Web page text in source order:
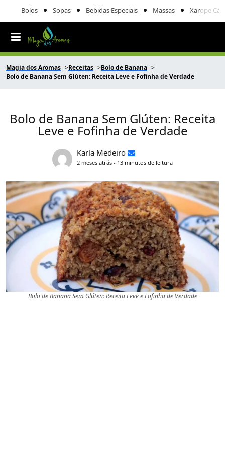
Bolos Sopas Bebidas Especiais Massas Xarope
Magia dos Aromas Receitas
Bolo de Banana
Bolo de Banana Sem Glúten: Receita Leve e Fofinha de Verdade
Bolo de Banana Sem Glúten: Receita
Leve e Fofinha de Verdade
Karla Medeiro
2 meses atrás - 13 minutos de leitura
Bolo de Banana Sem Glúten: Receita Leve e Fofinha de Verdade